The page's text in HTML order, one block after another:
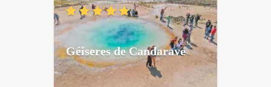
Géiseres de Candarave